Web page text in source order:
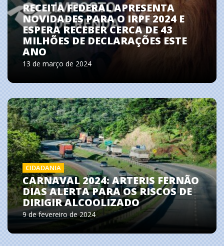
RECEITA FEDERAL APRESENTA
NOVIDADES PARA O IRPF 2024 E
ESPERA RECEBER CERCA DE 43
MILHÕES DE DECLARAÇÕES ESTE
ANO
13 de março de 2024
CIDADANIA
CARNAVAL 2024: ARTERIS FERNÃO
DIAS ALERTA PARA OS RISCOS DE
DIRIGIR ALCOOLIZADO
9 de fevereiro de 2024